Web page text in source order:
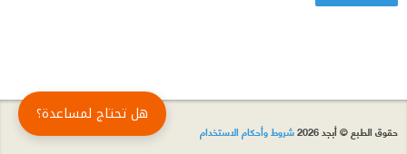
حقوق الطبع © أبجد 2026 شروط وأحكام الاستخدام
هل تحتاج لمساعدة؟